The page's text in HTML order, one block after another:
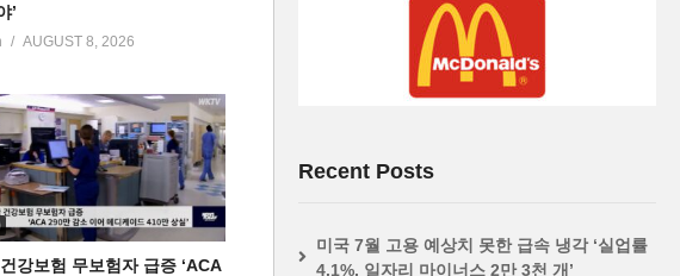
’
AUGUST 8, 2026
강보험 무보험자 급증 ‘ACA
Recent Posts
미국 7월 고용 예상치 못한 급속 냉각 ‘실업률
4.1%, 일자리 마이너스 2만 3천 개’